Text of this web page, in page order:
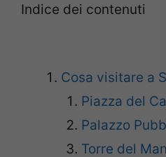
Indice dei contenuti
Cosa visitare a
Piazza del
Palazzo
Torre del